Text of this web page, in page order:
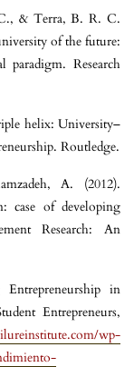
& Terra, B. R. C.
of the future:
Research
helix: University–
Routledge.
A. (2012).
case of developing
Research: An
in
Entrepreneurs,
wp-